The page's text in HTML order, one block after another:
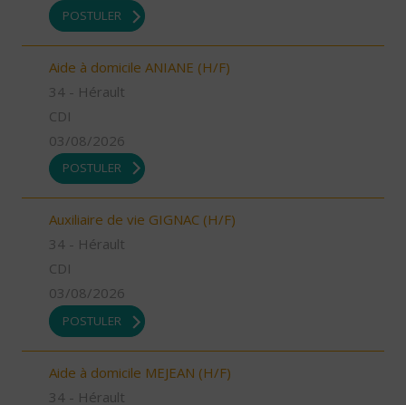
POSTULER
Aide à domicile ANIANE (H/F)
34 - Hérault
CDI
03/08/2026
POSTULER
Auxiliaire de vie GIGNAC (H/F)
34 - Hérault
CDI
03/08/2026
POSTULER
Aide à domicile MEJEAN (H/F)
34 - Hérault